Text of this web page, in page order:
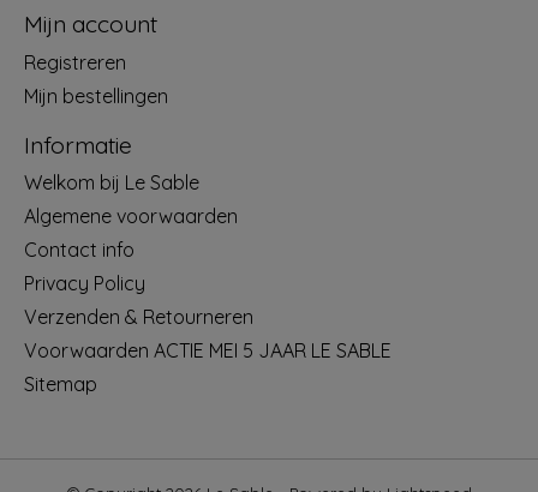
Mijn account
Registreren
Mijn bestellingen
Informatie
Welkom bij Le Sable
Algemene voorwaarden
Contact info
Privacy Policy
Verzenden & Retourneren
Voorwaarden ACTIE MEI 5 JAAR LE SABLE
Sitemap